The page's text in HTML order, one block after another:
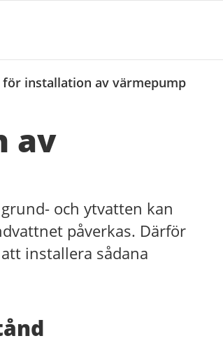
för installation av värmepump
av
och ytvatten kan
påverkas. Därför
installera sådana